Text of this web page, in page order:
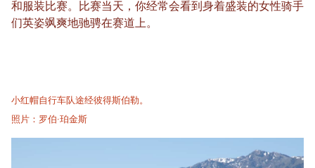
和服装比赛。比赛当天，你经常会看到身着盛装的女性骑手
们英姿飒爽地驰骋在赛道上。
小红帽自行车队途经彼得斯伯勒。
照片：罗伯·珀金斯